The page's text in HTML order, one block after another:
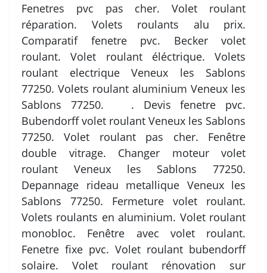
Fenetres pvc pas cher. Volet roulant
réparation. Volets roulants alu prix.
Comparatif fenetre pvc. Becker volet
roulant. Volet roulant éléctrique. Volets
roulant electrique Veneux les Sablons
77250. Volets roulant aluminium Veneux les
Sablons 77250. . Devis fenetre pvc.
Bubendorff volet roulant Veneux les Sablons
77250. Volet roulant pas cher. Fenêtre
double vitrage. Changer moteur volet
roulant Veneux les Sablons 77250.
Depannage rideau metallique Veneux les
Sablons 77250. Fermeture volet roulant.
Volets roulants en aluminium. Volet roulant
monobloc. Fenêtre avec volet roulant.
Fenetre fixe pvc. Volet roulant bubendorff
solaire. Volet roulant rénovation sur